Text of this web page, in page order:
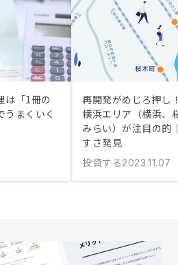
は「1冊の
うまくいく
再開発がめじろ押し
横浜エリア（横浜、
みらい）が注目の的
すさ発見
投資する2023.11.07